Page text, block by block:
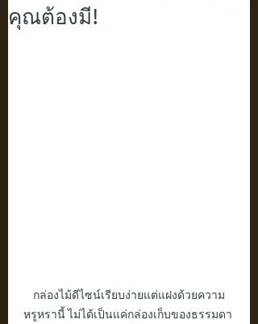
คุณต้องมี!
กล่องไม้ดีไซน์เรียบง่ายแต่แฝงด้วยความ
หรูหรานี้ ไม่ได้เป็นแค่กล่องเก็บของธรรมดา